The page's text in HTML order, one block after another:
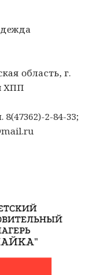
область, г.
ХПП
8(47362)-2-84-33;